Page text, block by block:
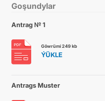
Goşundylar
Antrag № 1
Göwrümi 249 kb
ÝÜKLE
Antrags Muster